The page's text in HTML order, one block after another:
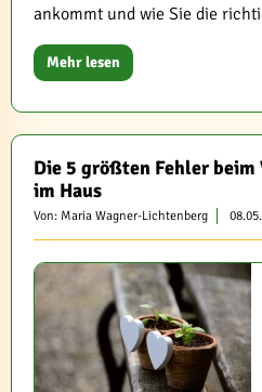
ankommt und wie Sie die
Mehr lesen
Die 5 größten Fehler beim
im Haus
Von: Maria Wagner-Lichtenberg